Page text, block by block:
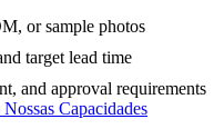
or sample photos
target lead time
and approval requirements
Nossas Capacidades